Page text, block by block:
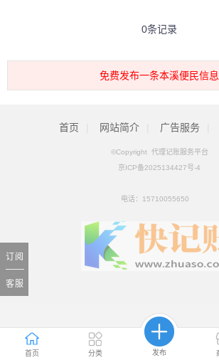
首页 分类 发布
0条记录
免费发布一条本溪便民信息
订阅
客服
首页 网站简介 广告服务
©Copyright 代理记账服务平台
京ICP备2025134427号-4
电话： 15710055650